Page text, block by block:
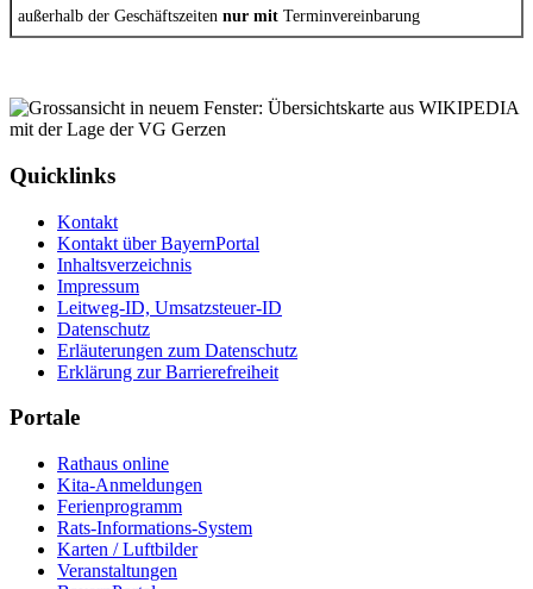
außerhalb der Geschäftszeiten nur mit Terminvereinbarung
Quicklinks
Kontakt
Kontakt über BayernPortal
Inhaltsverzeichnis
Impressum
Leitweg-ID, Umsatzsteuer-ID
Datenschutz
Erläuterungen zum Datenschutz
Erklärung zur Barrierefreiheit
Portale
Rathaus online
Kita-Anmeldungen
Ferienprogramm
Rats-Informations-System
Karten / Luftbilder
Veranstaltungen